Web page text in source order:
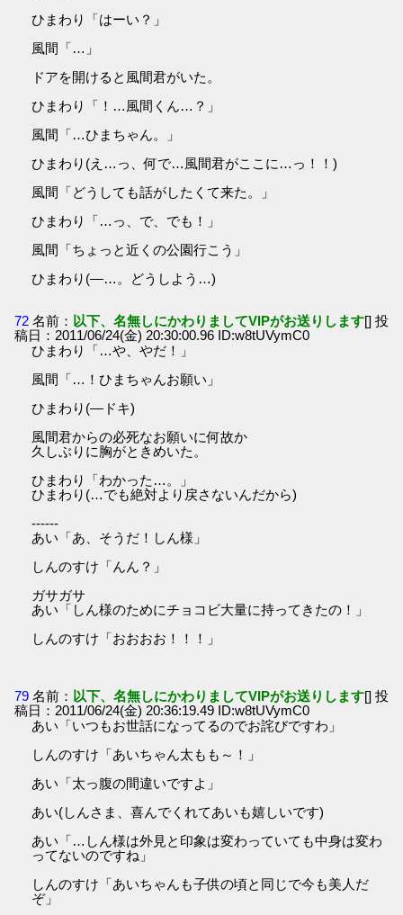
ひまわり「はーい？」
風間「…」
ドアを開けると風間君がいた。
ひまわり「！…風間くん…？」
風間「…ひまちゃん。」
ひまわり(え…っ、何で…風間君がここに…っ！！)
風間「どうしても話がしたくて来た。」
ひまわり「…っ、で、でも！」
風間「ちょっと近くの公園行こう」
ひまわり(―…。どうしよう…)
72 名前： 以下、名無しにかわりましてVIPがお送りします[] 投
稿日：2011/06/24(金) 20:30:00.96 ID:w8tUVymC0
ひまわり「…や、やだ！」
風間「…！ひまちゃんお願い」
ひまわり(―ドキ)
風間君からの必死なお願いに何故か
久しぶりに胸がときめいた。
ひまわり「わかった…。」
ひまわり(…でも絶対より戻さないんだから)
------
あい「あ、そうだ！しん様」
しんのすけ「んん？」
ガサガサ
あい「しん様のためにチョコビ大量に持ってきたの！」
しんのすけ「おおおお！！！」
79 名前： 以下、名無しにかわりましてVIPがお送りします[] 投
稿日：2011/06/24(金) 20:36:19.49 ID:w8tUVymC0
あい「いつもお世話になってるのでお詫びですわ」
しんのすけ「あいちゃん太もも～！」
あい「太っ腹の間違いですよ」
あい(しんさま、喜んでくれてあいも嬉しいです)
あい「…しん様は外見と印象は変わっていても中身は変わ
ってないのですね」
しんのすけ「あいちゃんも子供の頃と同じで今も美人だ
ぞ」